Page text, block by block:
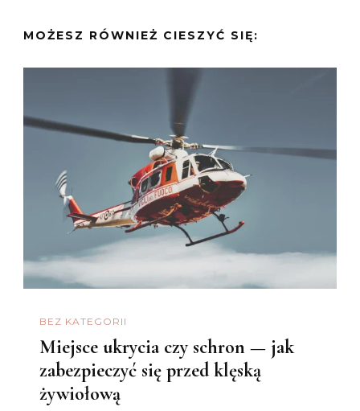
MOŻESZ RÓWNIEŻ CIESZYĆ SIĘ:
BEZ KATEGORII
Miejsce ukrycia czy schron — jak
zabezpieczyć się przed klęską
żywiołową